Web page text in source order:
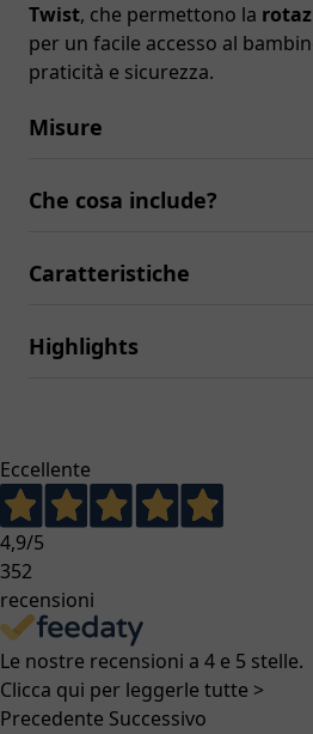
Twist, che permettono la
per un facile accesso al
praticità e sicurezza.
Misure
Che cosa include?
Caratteristiche
Highlights
Eccellente
4,9/5
352
recensioni
Le nostre recensioni a 4 e 5 stelle.
Clicca qui per leggerle tutte >
Precedente Successivo